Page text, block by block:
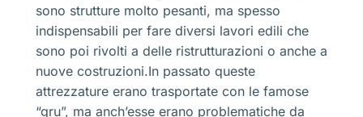
sono strutture molto pesanti, ma spesso
indispensabili per fare diversi lavori edili che
sono poi rivolti a delle ristrutturazioni o anche a
nuove costruzioni.In passato queste
attrezzature erano trasportate con le famose
“gru”, ma anch’esse erano problematiche da